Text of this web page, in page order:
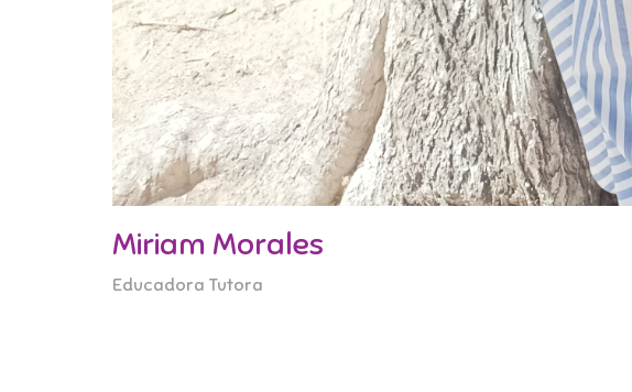
Miriam Morales
Educadora Tutora